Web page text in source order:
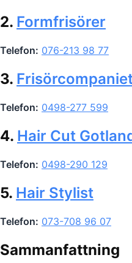
2. Formfrisörer
Telefon: 076-213 98 77
3.
Telefon: 0498-277 599
4. Hair Cut
Telefon: 0498-290 129
5. Hair Stylist
Telefon: 073-708 96 07
Sammanfattning